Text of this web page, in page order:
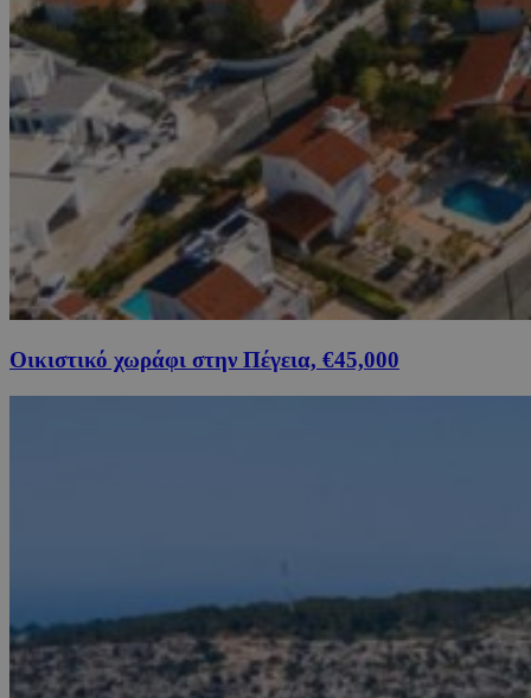
Οικιστικό χωράφι στην Πέγεια, €45,000